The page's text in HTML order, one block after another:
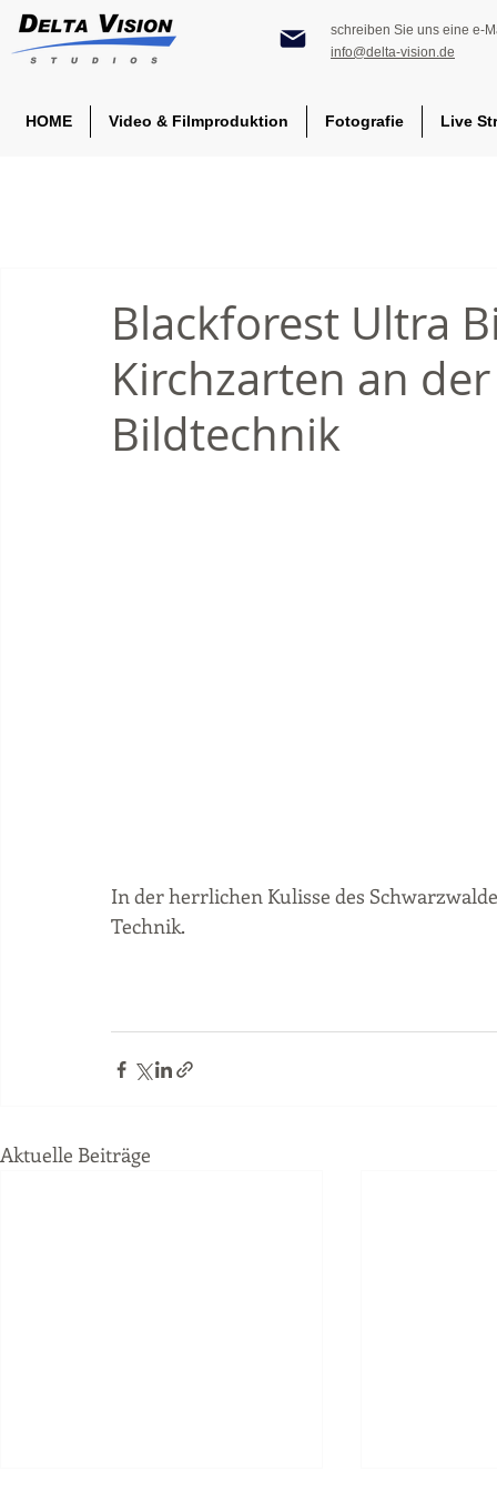
schreiben Sie uns eine e-
info@delta-vision.de
HOME Video & Filmproduktion Fotografie Live
Blackforest Ultra
Kirchzarten an
Bildtechnik
In der herrlichen Kulisse des
Technik.
Aktuelle Beiträge